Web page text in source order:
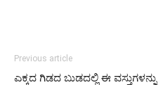
Previous article
ಎಕ್ಕದ ಗಿಡದ ಬುಡದಲ್ಲಿ ಈ ವಸ್ತುಗಳನ್ನು